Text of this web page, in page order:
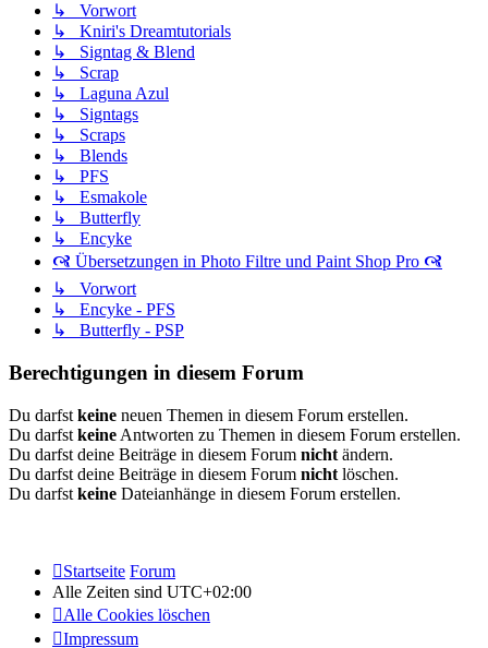
↳ Vorwort
↳ Kniri's Dreamtutorials
↳ Signtag & Blend
↳ Scrap
↳ Laguna Azul
↳ Signtags
↳ Scraps
↳ Blends
↳ PFS
↳ Esmakole
↳ Butterfly
↳ Encyke
🙧 Übersetzungen in Photo Filtre und Paint Shop Pro 🙧
↳ Vorwort
↳ Encyke - PFS
↳ Butterfly - PSP
Berechtigungen in diesem Forum
Du darfst keine neuen Themen in diesem Forum erstellen.
Du darfst keine Antworten zu Themen in diesem Forum erstellen.
Du darfst deine Beiträge in diesem Forum nicht ändern.
Du darfst deine Beiträge in diesem Forum nicht löschen.
Du darfst keine Dateianhänge in diesem Forum erstellen.
Startseite Forum
Alle Zeiten sind UTC+02:00
Alle Cookies löschen
Impressum